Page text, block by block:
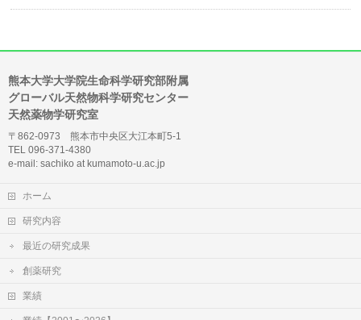
熊本大学大学院生命科学研究部附属
グローバル天然物科学研究センター
天然薬物学研究室
〒862-0973 熊本市中央区大江本町5-1
TEL 096-371-4380
e-mail: sachiko at kumamoto-u.ac.jp
ホーム
研究内容
最近の研究成果
創薬研究
業績